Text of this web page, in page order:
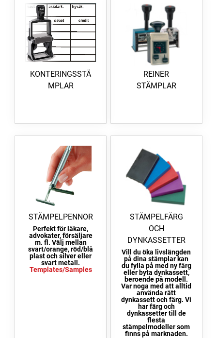
KONTERINGSSTÄ
MPLAR
REINER
STÄMPLAR
STÄMPELPENNOR
Perfekt för läkare,
advokater, försäljare
m. fl. Välj mellan
svart/orange, röd/blå
plast och silver eller
svart metall.
Templates/Samples
STÄMPELFÄRG
OCH
DYNKASSETTER
Vill du öka livslängden
på dina stämplar kan
du fylla på med ny färg
eller byta dynkassett,
beroende på modell.
Var noga med att alltid
använda rätt
dynkassett och färg. Vi
har färg och
dynkassetter till de
flesta
stämpelmodeller som
finns på marknaden.